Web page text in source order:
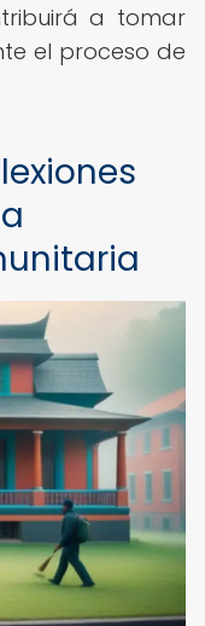
a tomar
el proceso de